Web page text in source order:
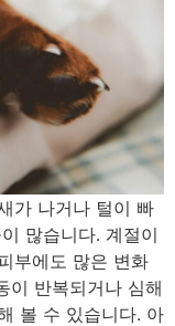
가 나거나 털이 빠
많습니다. 계절이
부에도 많은 변화
이 반복되거나 심해
볼 수 있습니다. 아